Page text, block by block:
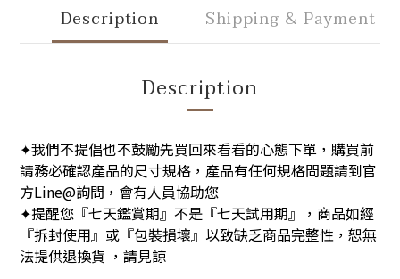
Description Shipping & Payment
Description
✦我們不提倡也不鼓勵先買回來看看的心態下單，購買前
請務必確認產品的尺寸規格，產品有任何規格問題請到官
方Line@詢問，會有人員協助您
✦提醒您『七天鑑賞期』不是『七天試用期』，商品如經
『拆封使用』或『包裝損壞』以致缺乏商品完整性，恕無
法提供退換貨 ，請見諒